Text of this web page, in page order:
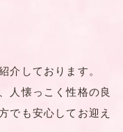
介しております。
人懐っこく性格の良
でも安心してお迎え